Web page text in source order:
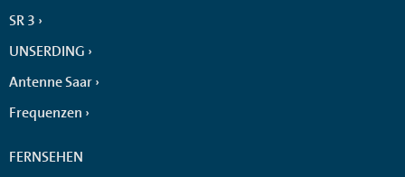
SR 3
UNSERDING
Antenne Saar
Frequenzen
FERNSEHEN